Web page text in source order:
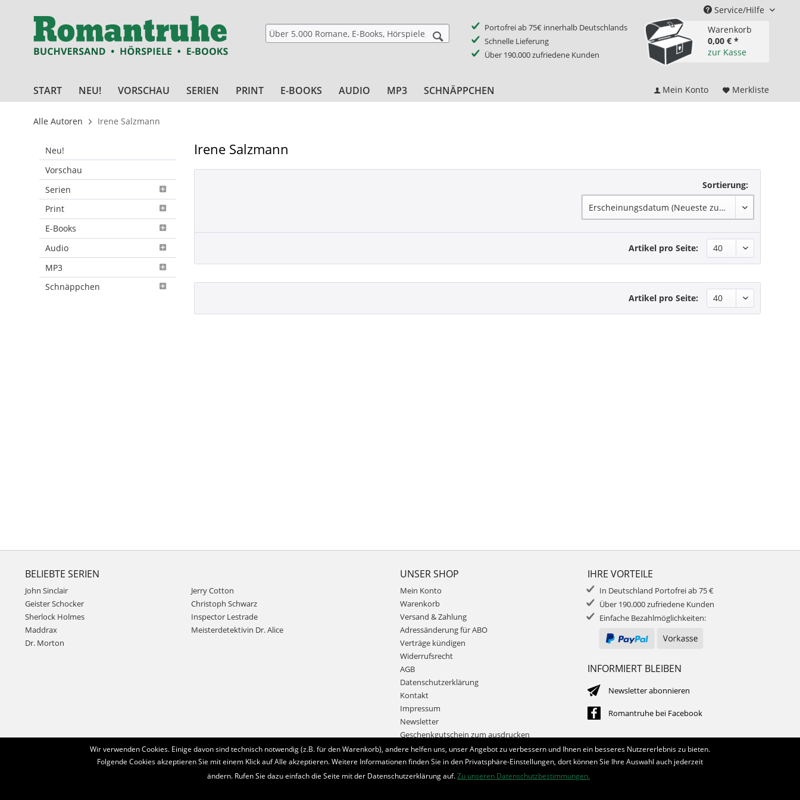
Service/Hilfe
Portofrei ab 75€ innerhalb Deutschlands
Schnelle Lieferung
Über 190.000 zufriedene Kunden
Warenkorb
0,00 € *
zur Kasse
START NEU! VORSCHAU SERIEN PRINT E-BOOKS AUDIO MP3 SCHNÄPPCHEN Mein Konto Merkliste
Alle Autoren Irene Salzmann
Neu!
Vorschau
Serien
Print
E-Books
Audio
MP3
Schnäppchen
Irene Salzmann
Sortierung:
Artikel pro Seite:
Artikel pro Seite:
BELIEBTE SERIEN
John Sinclair
Geister Schocker
Sherlock Holmes
Maddrax
Dr. Morton
Jerry Cotton
Christoph Schwarz
Inspector Lestrade
Meisterdetektivin Dr. Alice
UNSER SHOP
Mein Konto
Warenkorb
Versand & Zahlung
Adressänderung für ABO
Verträge kündigen
Widerrufsrecht
AGB
Datenschutzerklärung
Kontakt
Impressum
Newsletter
Geschenkgutschein zum ausdrucken
IHRE VORTEILE
In Deutschland Portofrei ab 75 €
Über 190.000 zufriedene Kunden
Einfache Bezahlmöglichkeiten:
INFORMIERT BLEIBEN
Newsletter abonnieren
Romantruhe bei Facebook
Bestellung widerrufen
Wir verwenden Cookies. Einige davon sind technisch notwendig (z.B. für den Warenkorb), andere helfen uns, unser Angebot zu verbessern und Ihnen ein besseres Nutzererlebnis zu bieten.
Folgende Cookies akzeptieren Sie mit einem Klick auf Alle akzeptieren. Weitere Informationen finden Sie in den Privatsphäre-Einstellungen, dort können Sie Ihre Auswahl auch jederzeit
ändern. Rufen Sie dazu einfach die Seite mit der Datenschutzerklärung auf.Zu unseren Datenschutzbestimmungen.